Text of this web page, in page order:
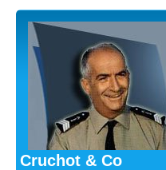
Cruchot & Co